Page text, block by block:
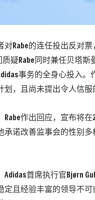
对Rabe的连任投出反对
质疑Rabe同时兼任贝塔
事务的全身心投入
划，且尚未提出令人信服
Rabe作出回应，宣布将
承诺改善监事会的性别
Adidas首席执行官Bjørn
定且经验丰富的领导不